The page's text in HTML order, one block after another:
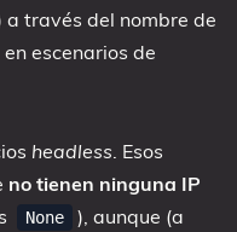
través del nombre de
escenarios de
headless. Esos
no tienen ninguna IP
None
), aunque (a